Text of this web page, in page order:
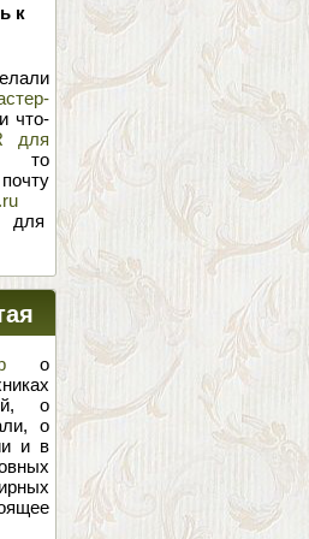
к
что-
для
то
о
о
о
и в